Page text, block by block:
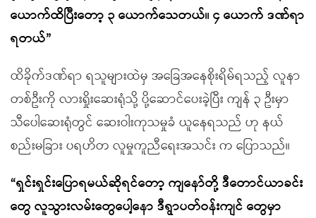
ယောက်ထိပြီးတော့ ၃ ယောက်သေတယ်။ ၄ ယောက် ဒဏ်ရာ
ရတယ်”
ထိခိုက်ဒဏ်ရာ ရသူများထဲမှ အခြေအနေစိုးရိမ်ရသည့် လူနာ
တစ်ဦးကို လားရှိုးဆေးရုံသို့ ပို့ဆောင်ပေးခဲ့ပြီး ကျန် ၃ ဦးမှာ
သီပေါဆေးရုံတွင် ဆေးဝါးကုသမှုခံ ယူနေရသည် ဟု နယ်
စည်းမခြား ပရဟိတ လူမှုကူညီရေးအသင်း က ပြောသည်။
“ရှင်းရှင်းပြောရမယ်ဆိုရင်တော့ ကျနော်တို့ ဒီတောင်ယာခင်း
တွေ လူသွားလမ်းတွေပေါ့နော ဒီရွာပတ်ဝန်းကျင် တွေမှာ